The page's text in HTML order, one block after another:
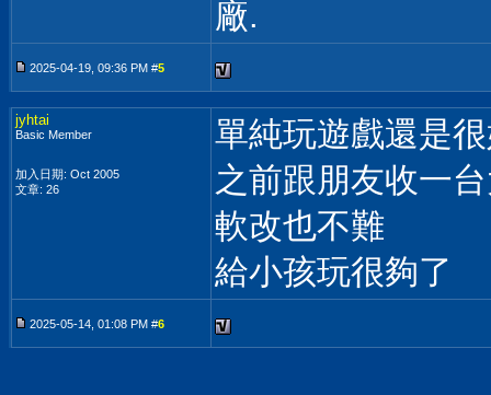
廠.
2025-04-19, 09:36 PM #5
jyhtai
Basic Member
加入日期: Oct 2005
文章: 26
單純玩遊戲還是
之前跟朋友收一
軟改也不難
給小孩玩很夠了
2025-05-14, 01:08 PM #6